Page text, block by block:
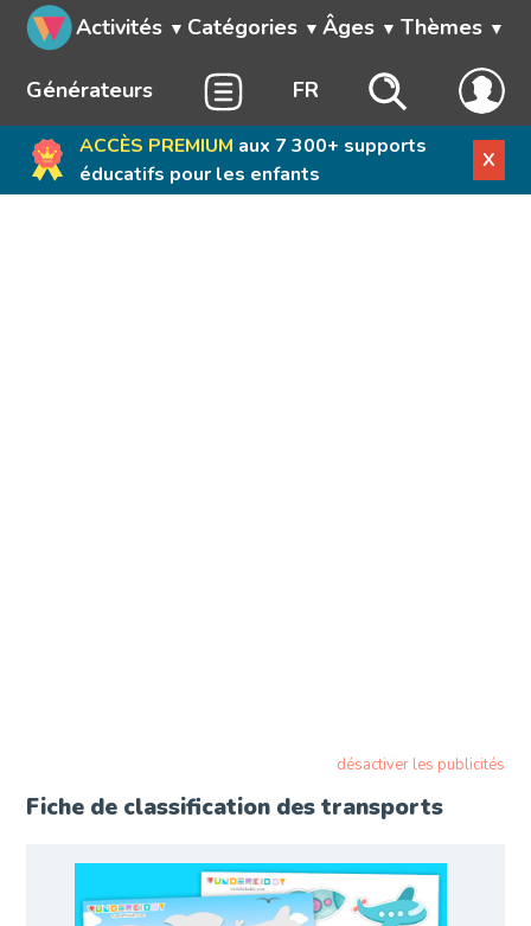
Activités Catégories Âges Thèmes
Générateurs FR
ACCÈS PREMIUM aux 7 300+ supports
éducatifs pour les enfants
X
désactiver les publicités
Fiche de classification des transports